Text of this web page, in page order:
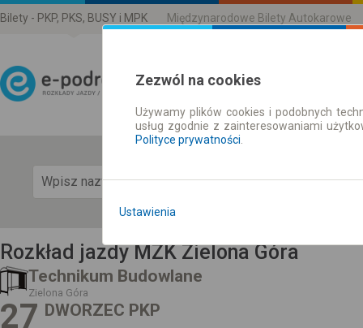
Bilety - PKP, PKS, BUSY i MPK Międzynarodowe Bilety Autokarowe
Rozkład Jazdy | Bilety
Rozkład jazdy MZK Zielona Góra
Technikum Budowlane
Zielona Góra
27 DWORZEC PKP
Zezwól na cookies
Używamy plików cookies i podobnych
usług zgodnie z zainteresowaniami
Polityce prywatności
Ustawienia